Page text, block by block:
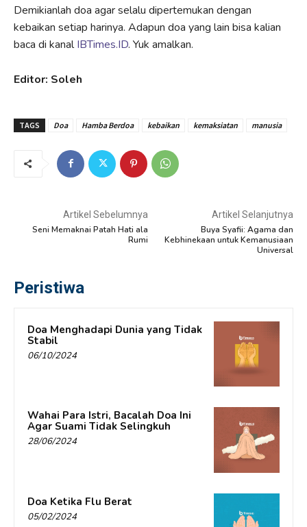
Demikianlah doa agar selalu dipertemukan dengan
kebaikan setiap harinya. Adapun doa yang lain bisa kalian
baca di kanalIBTimes.ID. Yuk amalkan.
Editor: Soleh
TAGS Doa Hamba Berdoa kebaikan kemaksiatan manusia
Artikel Sebelumnya
Seni Memaknai Patah Hati ala
Rumi
Artikel Selanjutnya
Buya Syafii: Agama dan
Kebhinekaan untuk Kemanusiaan
Universal
Peristiwa
Doa Menghadapi Dunia yang Tidak
Stabil
06/10/2024
Wahai Para Istri, Bacalah Doa Ini
Agar Suami Tidak Selingkuh
28/06/2024
Doa Ketika Flu Berat
05/02/2024